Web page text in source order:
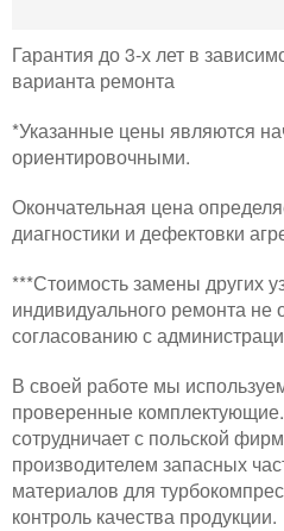
Гарантия до 3-х лет в
варианта ремонта
*Указанные цены являются
ориентировочными.
Окончательная цена
диагностики и дефектовки
***Стоимость замены других
индивидуального ремонта
согласованию с
В своей работе мы
проверенные
сотрудничает с польской
производителем запасных
материалов для
контроль качества продукции.